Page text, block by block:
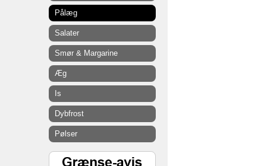
Pålæg
Salater
Smør & Margarine
Æg
Is
Dybfrost
Pølser